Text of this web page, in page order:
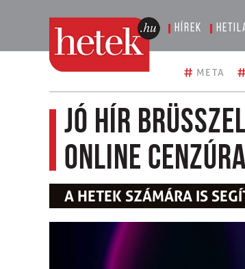
Hírek
# META #
Jó hír
online
A HETEK SZÁMÁRA IS